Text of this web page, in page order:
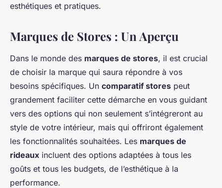
esthétiques et pratiques.
Marques de Stores : Un Aperçu
Dans le monde des marques de stores, il est crucial
de choisir la marque qui saura répondre à vos
besoins spécifiques. Un comparatif stores peut
grandement faciliter cette démarche en vous guidant
vers des options qui non seulement s’intégreront au
style de votre intérieur, mais qui offriront également
les fonctionnalités souhaitées. Les marques de
rideaux incluent des options adaptées à tous les
goûts et tous les budgets, de l’esthétique à la
performance.